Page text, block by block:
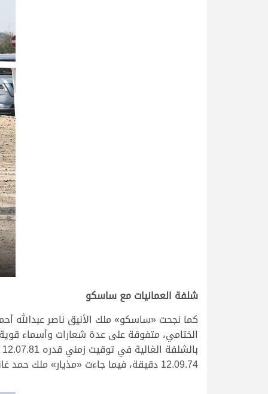
شلفة العمانيات مع ساسكو
كما نجحت «ساسكو» ملك الأنيق ناصر عبدالله
الختامي، متفوقة على عدة شعارات وأسماء
12.09.74 دقيقة، فيما جاءت «مذيار» ملك حمد غانم الهديفي في المركز الثالث بتوقيت قدره 12.10.85 دقيقة.